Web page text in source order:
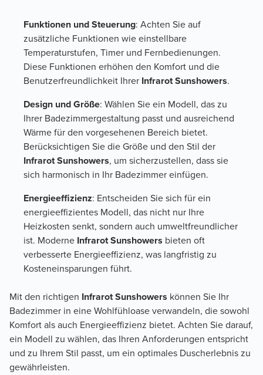
Funktionen und Steuerung: Achten Sie auf
zusätzliche Funktionen wie einstellbare
Temperaturstufen, Timer und Fernbedienungen.
Diese Funktionen erhöhen den Komfort und die
Benutzerfreundlichkeit Ihrer Infrarot Sunshowers.
Design und Größe: Wählen Sie ein Modell, das zu
Ihrer Badezimmergestaltung passt und ausreichend
Wärme für den vorgesehenen Bereich bietet.
Berücksichtigen Sie die Größe und den Stil der
Infrarot Sunshowers, um sicherzustellen, dass sie
sich harmonisch in Ihr Badezimmer einfügen.
Energieeffizienz: Entscheiden Sie sich für ein
energieeffizientes Modell, das nicht nur Ihre
Heizkosten senkt, sondern auch umweltfreundlicher
ist. Moderne Infrarot Sunshowers bieten oft
verbesserte Energieeffizienz, was langfristig zu
Kosteneinsparungen führt.
Mit den richtigen Infrarot Sunshowers können Sie Ihr
Badezimmer in eine Wohlfühloase verwandeln, die sowohl
Komfort als auch Energieeffizienz bietet. Achten Sie darauf,
ein Modell zu wählen, das Ihren Anforderungen entspricht
und zu Ihrem Stil passt, um ein optimales Duscherlebnis zu
gewährleisten.